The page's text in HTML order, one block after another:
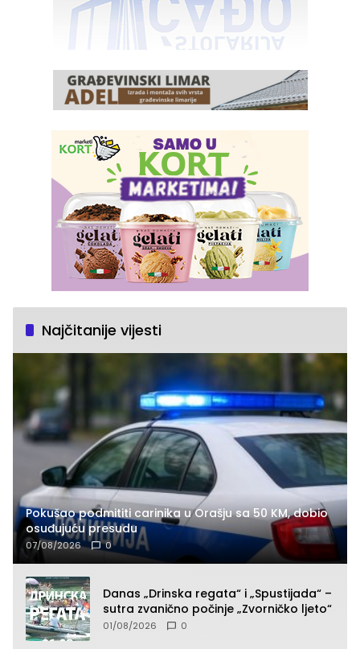
Najčitanije vijesti
Pokušao podmititi carinika u Orašju sa 50 KM, dobio
osuđujuću presudu
07/08/2026 0
Danas „Drinska regata“ i „Spustijada“ –
sutra zvanično počinje „Zvorničko ljeto“
01/08/2026 0